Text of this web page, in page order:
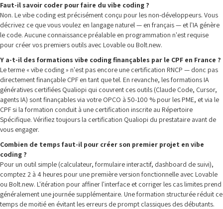
Faut-il savoir coder pour faire du vibe coding ?
Non. Le vibe coding est précisément conçu pour les non-développeurs. Vous
décrivez ce que vous voulez en langage naturel — en français — et l'IA génère
le code. Aucune connaissance préalable en programmation n'est requise
pour créer vos premiers outils avec Lovable ou Bolt.new.
Y a-t-il des formations vibe coding finançables par le CPF en France ?
Le terme « vibe coding » n'est pas encore une certification RNCP — donc pas
directement finançable CPF en tant que tel. En revanche, les formations IA
génératives certifiées Qualiopi qui couvrent ces outils (Claude Code, Cursor,
agents IA) sont finançables via votre OPCO à 50-100 % pour les PME, et via le
CPF si la formation conduit à une certification inscrite au Répertoire
Spécifique. Vérifiez toujours la certification Qualiopi du prestataire avant de
vous engager.
Combien de temps faut-il pour créer son premier projet en vibe
coding ?
Pour un outil simple (calculateur, formulaire interactif, dashboard de suivi),
comptez 2 à 4 heures pour une première version fonctionnelle avec Lovable
ou Bolt.new. L'itération pour affiner l'interface et corriger les cas limites prend
généralement une journée supplémentaire. Une formation structurée réduit ce
temps de moitié en évitant les erreurs de prompt classiques des débutants.